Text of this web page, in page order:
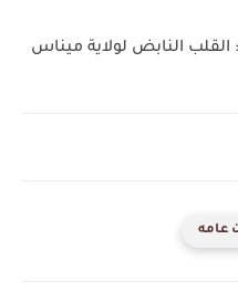
مدينة أوبيرلانديا Uberlandia: القلب النابض لولاية ميناس
عامه